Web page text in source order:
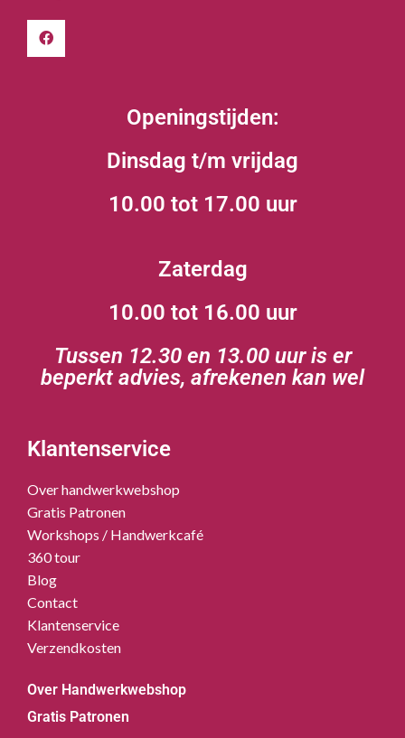
Openingstijden:
Dinsdag t/m vrijdag
10.00 tot 17.00 uur
Zaterdag
10.00 tot 16.00 uur
Tussen 12.30 en 13.00 uur is er
beperkt advies, afrekenen kan wel
Klantenservice
Over handwerkwebshop
Gratis Patronen
Workshops / Handwerkcafé
360 tour
Blog
Contact
Klantenservice
Verzendkosten
Over Handwerkwebshop
Gratis Patronen